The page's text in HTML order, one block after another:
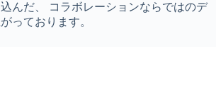
んだ、 コラボレーションならではのデ
っております。